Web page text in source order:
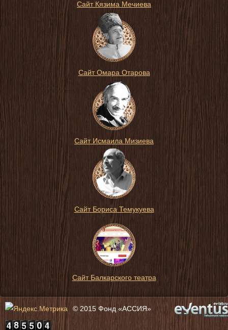
Сайт Кязима Мечиева
Сайт Омара Отарова
Сайт Исмаила Мизиева
Сайт Бориса Темукуева
Сайт Балкарского театра
© 2015 Фонд «АССИЯ»